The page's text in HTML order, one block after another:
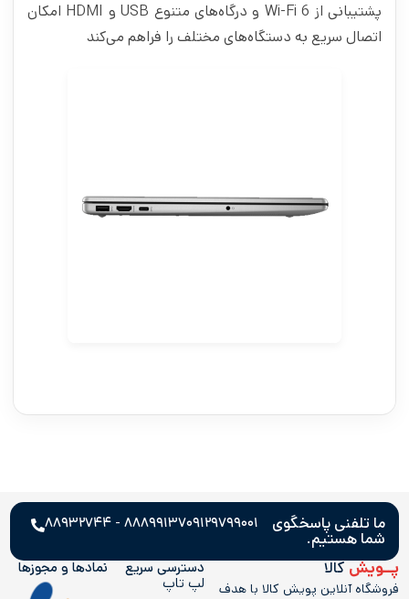
پشتیبانی از Wi-Fi 6 و درگاه‌های متنوع USB و HDMI امکان
اتصال سریع به دستگاه‌های مختلف را فراهم می‌کند
ما تلفنی پاسخگوی
شما هستیم.
۰۹۱۲۹۷۹۹۰۰۱۸۸۸۹۹۱۳۷ - ۸۸۹۳۲۷۴۴
پــویشکالا
فروشگاه آنلاین پویش کالا با هدف
دسترسی سریع
لپ تاپ
نمادها و مجوز‌ها